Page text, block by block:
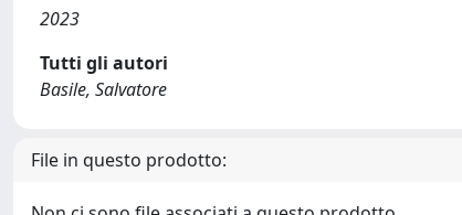
2023
Tutti gli autori
Basile, Salvatore
File in questo prodotto: